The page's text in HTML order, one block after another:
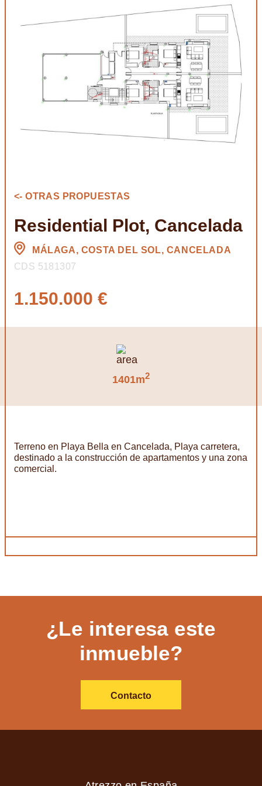
<- OTRAS PROPUESTAS
Residential Plot, Cancelada
MÁLAGA, COSTA DEL SOL, CANCELADA
CDS 5181307
1.150.000 €
1401m2
Terreno en Playa Bella en Cancelada, Playa carretera,
destinado a la construcción de apartamentos y una zona
comercial.
¿Le interesa este
inmueble?
Contacto